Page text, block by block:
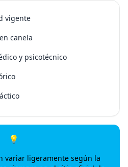
vigente
canela
y psicotécnico
💡
variar ligeramente según la